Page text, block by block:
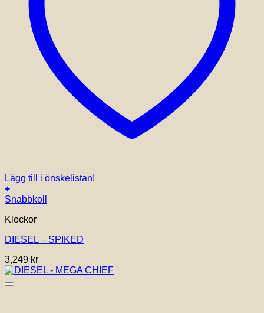
Lägg till i önskelistan!
+
Snabbkoll
Klockor
DIESEL – SPIKED
3,249 kr